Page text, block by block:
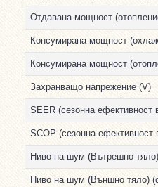
Отдавана мощност
Консумирана мощност
Консумирана мощност
Захранващо напрежение (V)
SEER (сезонна
SCOP (сезонна
Ниво на шум (Вътрешно
Ниво на шум (Външно тяло)